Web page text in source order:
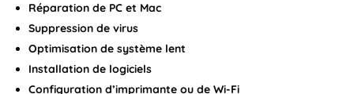
Réparation de PC et Mac
Suppression de virus
Optimisation de système lent
Installation de logiciels
Configuration d’imprimante ou de Wi-Fi